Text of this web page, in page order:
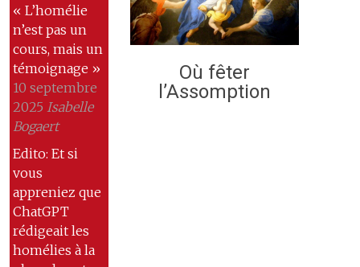
« L’homélie
n’est pas un
cours, mais un
témoignage »
10 septembre
2025 Isabelle
Bogaert
Edito: Et si
vous
appreniez que
ChatGPT
rédigeait les
homélies à la
Où fêter
l’Assomption